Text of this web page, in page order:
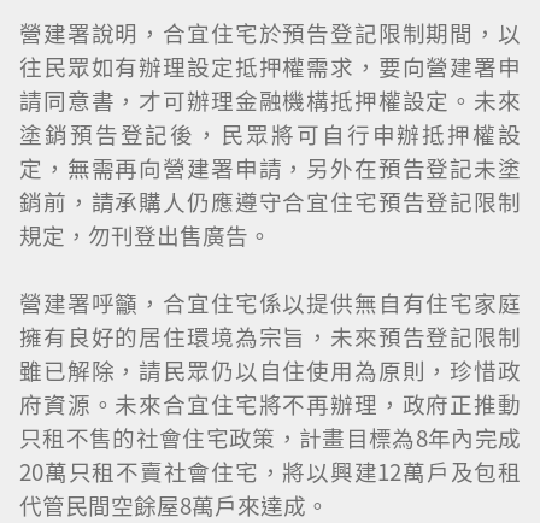
營建署說明，合宜住宅於預告登記限制期間，以
往民眾如有辦理設定抵押權需求，要向營建署申
請同意書，才可辦理金融機構抵押權設定。未來
塗銷預告登記後，民眾將可自行申辦抵押權設
定，無需再向營建署申請，另外在預告登記未塗
銷前，請承購人仍應遵守合宜住宅預告登記限制
規定，勿刊登出售廣告。
營建署呼籲，合宜住宅係以提供無自有住宅家庭
擁有良好的居住環境為宗旨，未來預告登記限制
雖已解除，請民眾仍以自住使用為原則，珍惜政
府資源。未來合宜住宅將不再辦理，政府正推動
只租不售的社會住宅政策，計畫目標為8年內完成
20萬只租不賣社會住宅，將以興建12萬戶及包租
代管民間空餘屋8萬戶來達成。